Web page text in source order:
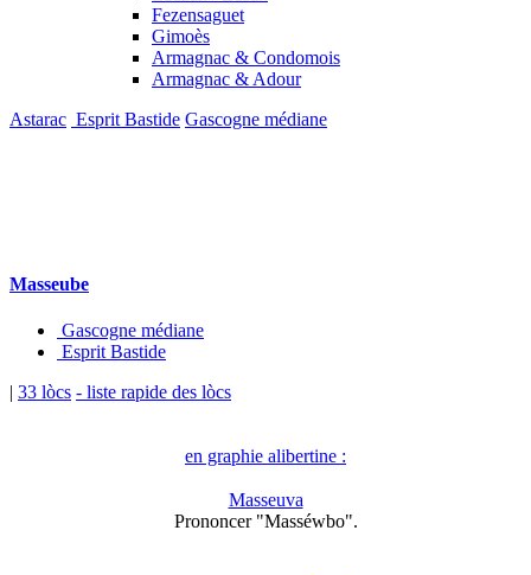
Fezensaguet
Gimoès
Armagnac & Condomois
Armagnac & Adour
Astarac Esprit Bastide Gascogne médiane
Masseube
Gascogne médiane
Esprit Bastide
| 33 lòcs - liste rapide des lòcs
en graphie alibertine :
Masseuva
Prononcer "Masséwbo".